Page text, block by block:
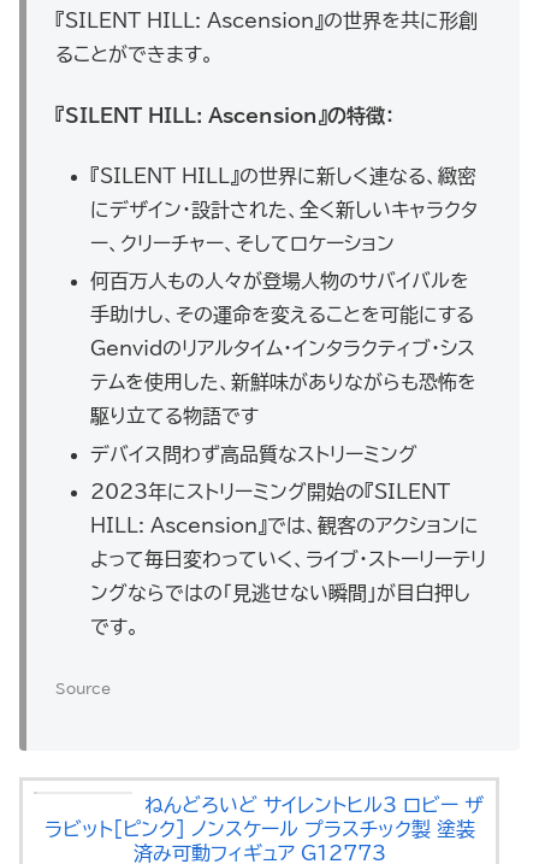
『SILENT HILL: Ascension』の世界を共に形創
ることができます。
『SILENT HILL: Ascension』の特徴：
『SILENT HILL』の世界に新しく連なる、緻密
にデザイン・設計された、全く新しいキャラクタ
ー、クリーチャー、そしてロケーション
何百万人もの人々が登場人物のサバイバルを
手助けし、その運命を変えることを可能にする
Genvidのリアルタイム・インタラクティブ・シス
テムを使用した、新鮮味がありながらも恐怖を
駆り立てる物語です
デバイス問わず高品質なストリーミング
2023年にストリーミング開始の『SILENT
HILL: Ascension』では、観客のアクションに
よって毎日変わっていく、ライブ・ストーリーテリ
ングならではの「見逃せない瞬間」が目白押し
です。
Source
ねんどろいど サイレントヒル3 ロビー ザ
ラビット[ピンク] ノンスケール プラスチック製 塗装
済み可動フィギュア G12773